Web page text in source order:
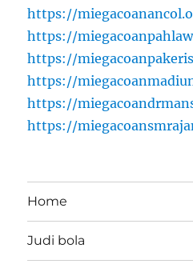
https://
https://
https://
https://
https://
https://
Home
Judi bola